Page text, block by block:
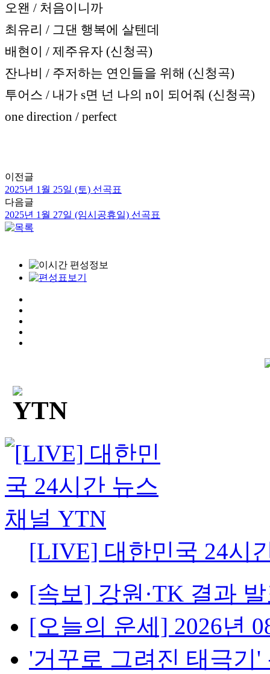
오왠 / 처음이니까
최유리 / 그댄 행복에 살텐데
배현이 / 제주유자 (신청곡)
잔나비 / 주저하는 연인들을 위해 (신청곡)
투어스 / 내가 s면 넌 나의 n이 되어줘 (신청곡)
one direction / perfect
이전글
2025년 1월 25일 (토) 선곡표
다음글
2025년 1월 27일 (임시공휴일) 선곡표
[LIVE] 대한민국 24시
[속보] 강원·TK 결과
[오늘의 운세] 2026년
'거꾸로 그려진 태극기'